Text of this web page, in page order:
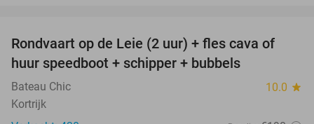
37%
Rondvaart op de Leie (2 uur) + fles cava of
huur speedboot + schipper + bubbels
Bateau Chic 10.0 star
Kortrijk